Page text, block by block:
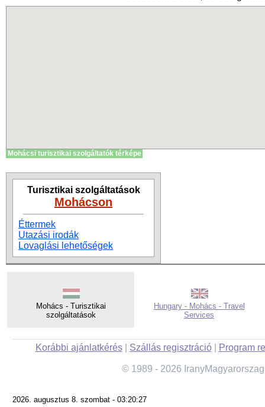
Mohácsi turisztikai szolgáltatók térképe
Turisztikai szolgáltatások
Mohácson
Éttermek
Utazási irodák
Lovaglási lehetőségek
Mohács - Turisztikai
szolgáltatások
Hungary - Mohács - Travel
Services
Korábbi ajánlatkérés| Szállás regisztráció| Program
© 1989 - 2026
2026. augusztus 8. szombat - 03:20:27